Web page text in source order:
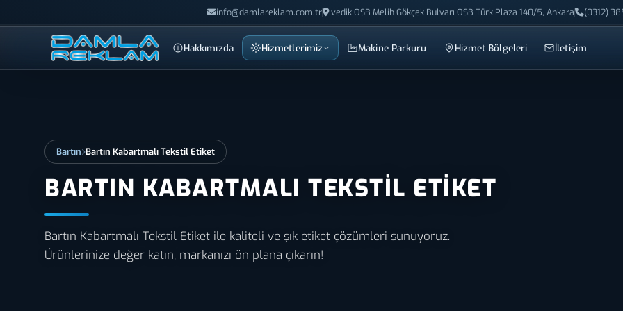
info@damlareklam.com.tr İvedik OSB Melih Gökçek Bulvarı OSB Türk Plaza 140/5, Ankara (0312)
Hakkımızda Hizmetlerimiz Makine Parkuru Hizmet Bölgeleri İletişim
Bartın Bartın Kabartmalı Tekstil Etiket
BARTIN KABARTMALI TEKSTIL ETIKET
Bartın Kabartmalı Tekstil Etiket ile kaliteli ve şık etiket çözümleri sunuyoruz.
Ürünlerinize değer katın, markanızı ön plana çıkarın!